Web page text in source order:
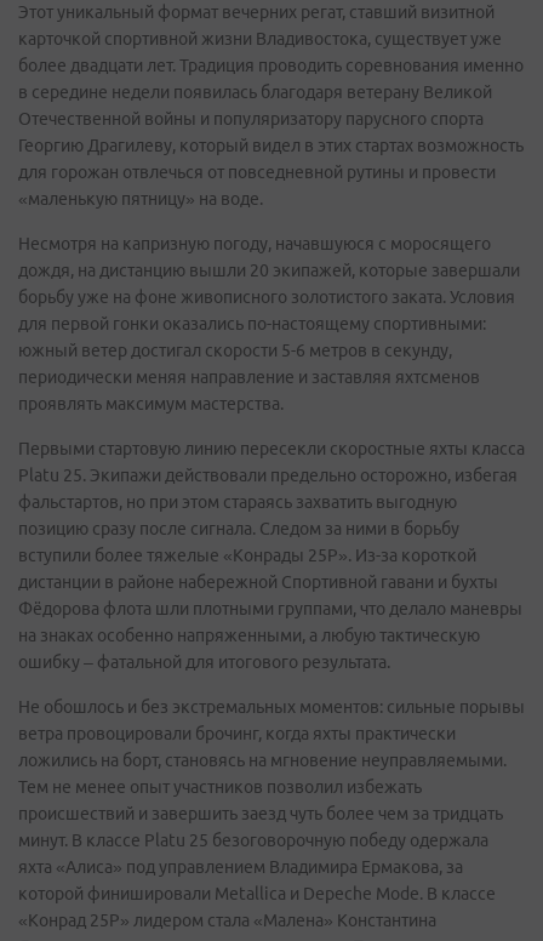
Этот уникальный формат вечерних регат, ставший визитной
карточкой спортивной жизни Владивостока, существует уже
более двадцати лет. Традиция проводить соревнования именно
в середине недели появилась благодаря ветерану Великой
Отечественной войны и популяризатору парусного спорта
Георгию Драгилеву, который видел в этих стартах возможность
для горожан отвлечься от повседневной рутины и провести
«маленькую пятницу» на воде.
Несмотря на капризную погоду, начавшуюся с моросящего
дождя, на дистанцию вышли 20 экипажей, которые завершали
борьбу уже на фоне живописного золотистого заката. Условия
для первой гонки оказались по-настоящему спортивными:
южный ветер достигал скорости 5-6 метров в секунду,
периодически меняя направление и заставляя яхтсменов
проявлять максимум мастерства.
Первыми стартовую линию пересекли скоростные яхты класса
Platu 25. Экипажи действовали предельно осторожно, избегая
фальстартов, но при этом стараясь захватить выгодную
позицию сразу после сигнала. Следом за ними в борьбу
вступили более тяжелые «Конрады 25Р». Из-за короткой
дистанции в районе набережной Спортивной гавани и бухты
Фёдорова флота шли плотными группами, что делало маневры
на знаках особенно напряженными, а любую тактическую
ошибку – фатальной для итогового результата.
Не обошлось и без экстремальных моментов: сильные порывы
ветра провоцировали брочинг, когда яхты практически
ложились на борт, становясь на мгновение неуправляемыми.
Тем не менее опыт участников позволил избежать
происшествий и завершить заезд чуть более чем за тридцать
минут. В классе Platu 25 безоговорочную победу одержала
яхта «Алиса» под управлением Владимира Ермакова, за
которой финишировали Metallica и Depeche Mode. В классе
«Конрад 25Р» лидером стала «Малена» Константина